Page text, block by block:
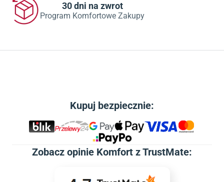
30 dni na zwrot
Program Komfortowe Zakupy
Kupuj bezpiecznie:
Zobacz opinie Komfort z TrustMate: